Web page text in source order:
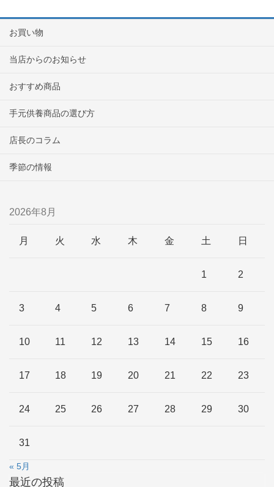
お買い物
当店からのお知らせ
おすすめ商品
手元供養商品の選び方
店長のコラム
季節の情報
2026年8月
月 火 水 木 金 土 日
1 2
3 4 5 6 7 8 9
10 11 12 13 14 15 16
17 18 19 20 21 22 23
24 25 26 27 28 29 30
31
« 5月
最近の投稿